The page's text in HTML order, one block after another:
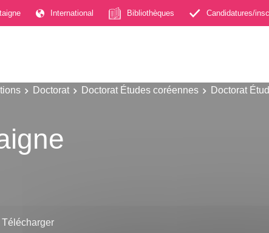
International Bibliothèques Candidatures/
Doctorat Doctorat Études coréennes Doctorat
Télécharger